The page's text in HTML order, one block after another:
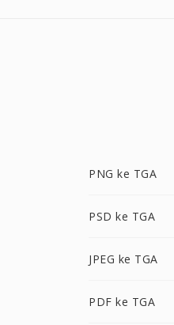
PNG ke TGA
PSD ke TGA
JPEG ke TGA
PDF ke TGA